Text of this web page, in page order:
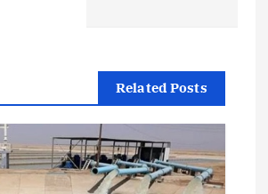
م
ق
Related Posts